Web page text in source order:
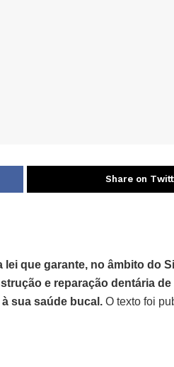
Share on
que garante, no âmbito do
e reparação dentária
sua saúde bucal. O texto foi